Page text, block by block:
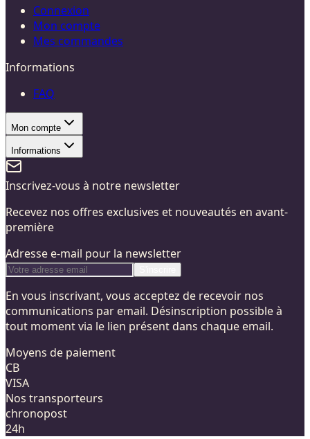
Connexion
Mon compte
Mes commandes
Informations
FAQ
Mon compte
Informations
Inscrivez-vous à notre newsletter
Recevez nos offres exclusives et nouveautés en avant-
première
Adresse e-mail pour la newsletter
En vous inscrivant, vous acceptez de recevoir nos
communications par email. Désinscription possible à
tout moment via le lien présent dans chaque email.
Moyens de paiement
CB
VISA
Nos transporteurs
chronopost
24h